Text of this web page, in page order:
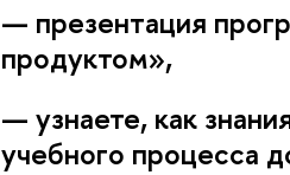
— презентация
продуктом»,
— узнаете, как
учебного процесса